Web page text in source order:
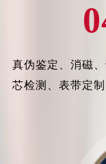
江苏省镇
江西省抚
真伪鉴定、消磁
芯检测、表带定